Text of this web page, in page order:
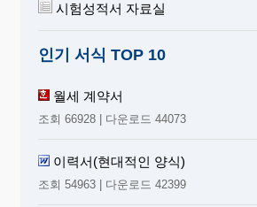
시험성적서 자료실
인기 서식 TOP 10
월세 계약서
조회 66928 | 다운로드 44073
이력서(현대적인 양식)
조회 54963 | 다운로드 42399